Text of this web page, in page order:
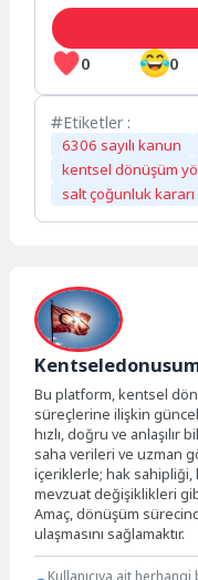
0 0
Etiketler :
6306 sayılı kanun
kentsel dönüşüm
salt çoğunluk kararı
Bu platform, kentsel
süreçlerine ilişkin
hızlı, doğru ve anlaşılır
saha verileri ve uzman
içeriklerle; hak
mevzuat değişiklikleri
Amaç, dönüşüm
ulaşmasını sağlamaktır.